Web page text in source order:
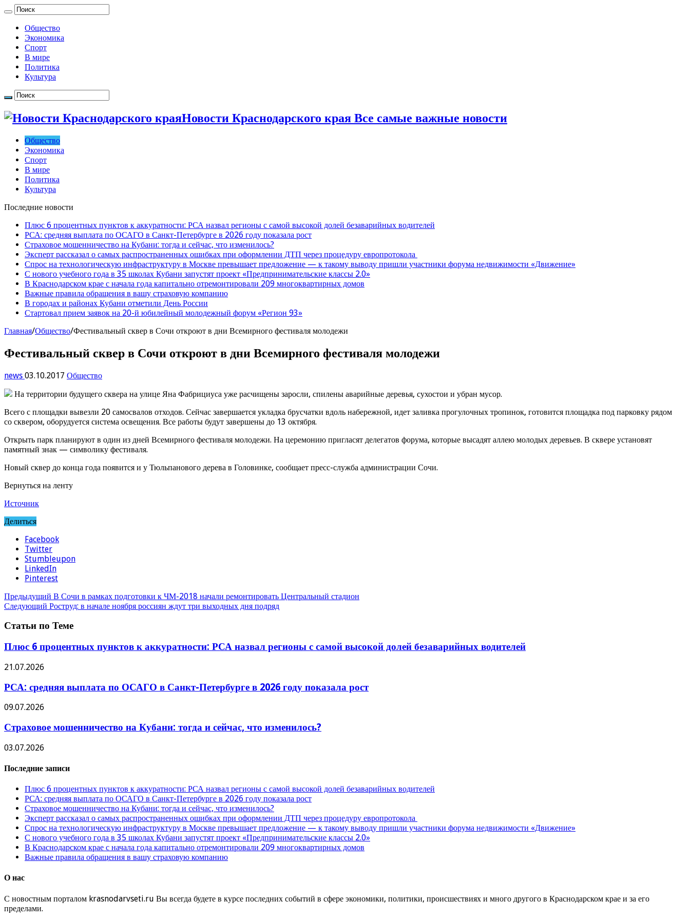
Общество
Экономика
Спорт
В мире
Политика
Культура
Новости Краснодарского края Все самые важные новости
Общество
Экономика
Спорт
В мире
Политика
Культура
Последние новости
Плюс 6 процентных пунктов к аккуратности: РСА назвал регионы с самой высокой долей безаварийных водителей
РСА: средняя выплата по ОСАГО в Санкт-Петербурге в 2026 году показала рост
Страховое мошенничество на Кубани: тогда и сейчас, что изменилось?
Эксперт рассказал о самых распространенных ошибках при оформлении ДТП через процедуру европротокола
Спрос на технологическую инфраструктуру в Москве превышает предложение — к такому выводу пришли участники форума недвижимости «Движение»
С нового учебного года в 35 школах Кубани запустят проект «Предпринимательские классы 2.0»
В Краснодарском крае с начала года капитально отремонтировали 209 многоквартирных домов
Важные правила обращения в вашу страховую компанию
В городах и районах Кубани отметили День России
Стартовал прием заявок на 20-й юбилейный молодежный форум «Регион 93»
Главная/Общество/Фестивальный сквер в Сочи откроют в дни Всемирного фестиваля молодежи
Фестивальный сквер в Сочи откроют в дни Всемирного фестиваля молодежи
news 03.10.2017 Общество
На территории будущего сквера на улице Яна Фабрициуса уже расчищены заросли, спилены аварийные деревья, сухостои и убран мусор.
Всего с площадки вывезли 20 самосвалов отходов. Сейчас завершается укладка брусчатки вдоль набережной, идет заливка прогулочных тропинок, готовится площадка под парковку рядом
со сквером, оборудуется система освещения. Все работы будут завершены до 13 октября.
Открыть парк планируют в один из дней Всемирного фестиваля молодежи. На церемонию пригласят делегатов форума, которые высадят аллею молодых деревьев. В сквере установят
памятный знак — символику фестиваля.
Новый сквер до конца года появится и у Тюльпанового дерева в Головинке, сообщает пресс-служба администрации Сочи.
Вернуться на ленту
Источник
Делиться
Facebook
Twitter
Stumbleupon
LinkedIn
Pinterest
Предыдущий В Сочи в рамках подготовки к ЧМ-2018 начали ремонтировать Центральный стадион
Следующий Роструд: в начале ноября россиян ждут три выходных дня подряд
Статьи по Теме
Плюс 6 процентных пунктов к аккуратности: РСА назвал регионы с самой высокой долей безаварийных водителей
21.07.2026
РСА: средняя выплата по ОСАГО в Санкт-Петербурге в 2026 году показала рост
09.07.2026
Страховое мошенничество на Кубани: тогда и сейчас, что изменилось?
03.07.2026
Последние записи
Плюс 6 процентных пунктов к аккуратности: РСА назвал регионы с самой высокой долей безаварийных водителей
РСА: средняя выплата по ОСАГО в Санкт-Петербурге в 2026 году показала рост
Страховое мошенничество на Кубани: тогда и сейчас, что изменилось?
Эксперт рассказал о самых распространенных ошибках при оформлении ДТП через процедуру европротокола
Спрос на технологическую инфраструктуру в Москве превышает предложение — к такому выводу пришли участники форума недвижимости «Движение»
С нового учебного года в 35 школах Кубани запустят проект «Предпринимательские классы 2.0»
В Краснодарском крае с начала года капитально отремонтировали 209 многоквартирных домов
Важные правила обращения в вашу страховую компанию
О нас
С новостным порталом krasnodarvseti.ru Вы всегда будете в курсе последних событий в сфере экономики, политики, происшествиях и много другого в Краснодарском крае и за его
пределами.